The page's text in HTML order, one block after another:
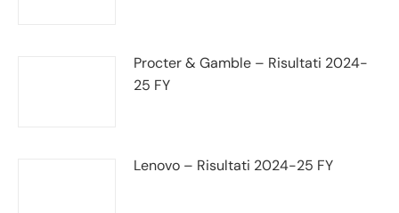
Procter & Gamble – Risultati 2024-
25 FY
Lenovo – Risultati 2024-25 FY